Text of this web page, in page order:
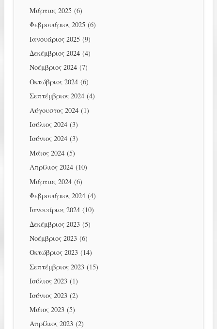
Μάρτιος 2025(6)
Φεβρουάριος 2025(6)
Ιανουάριος 2025(9)
Δεκέμβριος 2024(4)
Νοέμβριος 2024(7)
Οκτώβριος 2024(6)
Σεπτέμβριος 2024(4)
Αύγουστος 2024(1)
Ιούλιος 2024(3)
Ιούνιος 2024(3)
Μάιος 2024(5)
Απρίλιος 2024(10)
Μάρτιος 2024(6)
Φεβρουάριος 2024(4)
Ιανουάριος 2024(10)
Δεκέμβριος 2023(5)
Νοέμβριος 2023(6)
Οκτώβριος 2023(14)
Σεπτέμβριος 2023(15)
Ιούλιος 2023(1)
Ιούνιος 2023(2)
Μάιος 2023(5)
Απρίλιος 2023(2)